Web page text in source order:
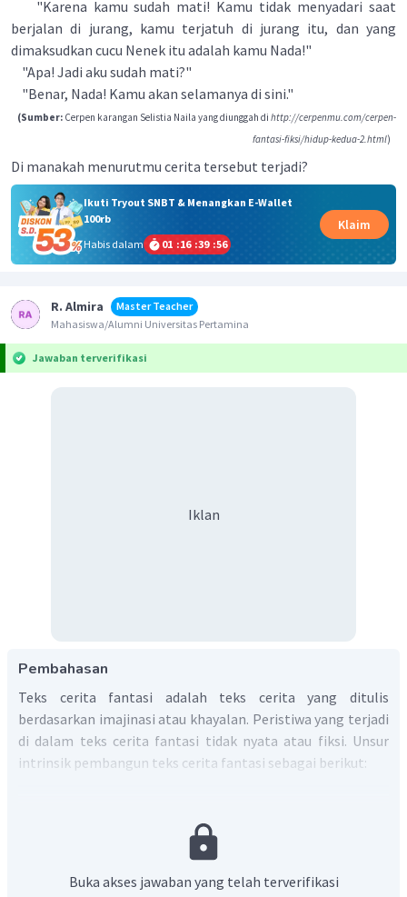
"Karena kamu sudah mati! Kamu tidak menyadari saat
berjalan di jurang, kamu terjatuh di jurang itu, dan yang
dimaksudkan cucu Nenek itu adalah kamu Nada!"
"Apa! Jadi aku sudah mati?"
"Benar, Nada! Kamu akan selamanya di sini."
(Sumber: Cerpen karangan Selistia Naila yang diunggah di http://cerpenmu.com/cerpen-
fantasi-fiksi/hidup-kedua-2.html)
Di manakah menurutmu cerita tersebut terjadi?
Ikuti Tryout SNBT & Menangkan E-Wallet
100rb
Habis dalam
01 :16 :39 :55
Klaim
R. Almira
Master Teacher
Mahasiswa/Alumni Universitas Pertamina
Jawaban terverifikasi
Iklan
Pembahasan
Teks cerita fantasi adalah teks cerita yang ditulis
berdasarkan imajinasi atau khayalan. Peristiwa yang terjadi
di dalam teks cerita fantasi tidak nyata atau fiksi. Unsur
intrinsik pembangun teks cerita fantasi sebagai berikut:
: orang yang terlibat di dalam
cerita beserta wataknya masing-masing.
dalam cerita.
Buka akses jawaban yang telah terverifikasi